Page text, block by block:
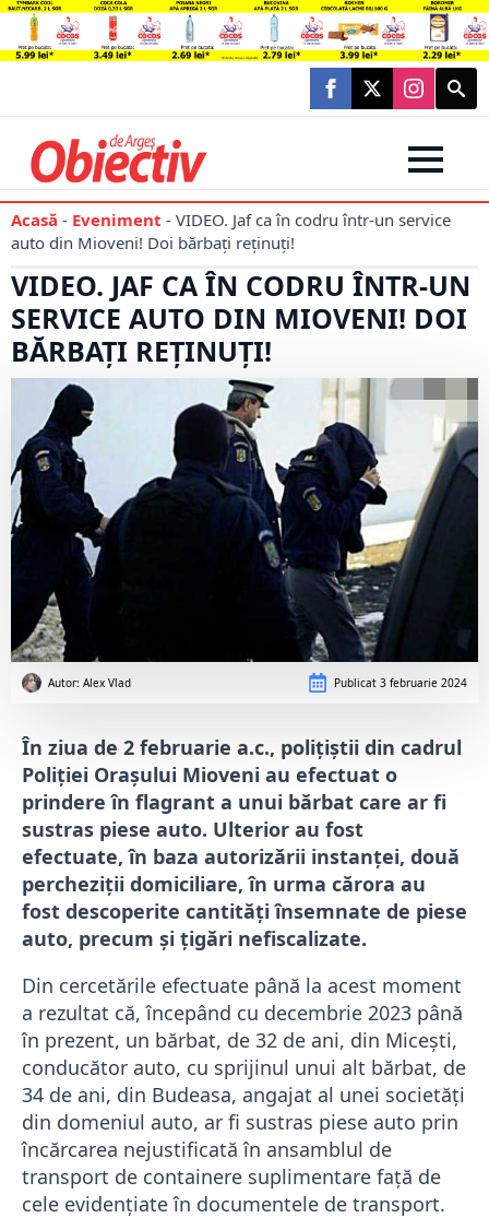
Search
for:
Acasă - Eveniment - VIDEO. Jaf ca în codru într-un service
auto din Mioveni! Doi bărbați reținuți!
VIDEO. JAF CA ÎN CODRU ÎNTR-UN
SERVICE AUTO DIN MIOVENI! DOI
BĂRBAȚI REȚINUȚI!
Autor: Alex Vlad Publicat 3 februarie 2024
În ziua de 2 februarie a.c., polițiștii din cadrul
Poliției Orașului Mioveni au efectuat o
prindere în flagrant a unui bărbat care ar fi
sustras piese auto. Ulterior au fost
efectuate, în baza autorizării instanței, două
percheziții domiciliare, în urma cărora au
fost descoperite cantități însemnate de piese
auto, precum și țigări nefiscalizate.
Din cercetările efectuate până la acest moment
a rezultat că, începând cu decembrie 2023 până
în prezent, un bărbat, de 32 de ani, din Micești,
conducător auto, cu sprijinul unui alt bărbat, de
34 de ani, din Budeasa, angajat al unei societăți
din domeniul auto, ar fi sustras piese auto prin
încărcarea nejustificată în ansamblul de
transport de containere suplimentare față de
cele evidențiate în documentele de transport.